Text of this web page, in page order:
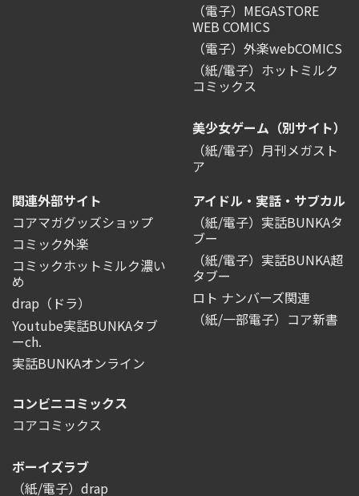
（電子）MEGASTORE
WEB COMICS
（電子）外楽webCOMICS
（紙/電子）ホットミルク
コミックス
美少女ゲーム（別サイト）
（紙/電子）月刊メガスト
ア
関連外部サイト
コアマガグッズショップ
コミック外楽
コミックホットミルク濃い
め
drap（ドラ）
Youtube実話BUNKAタブ
ーch.
実話BUNKAオンライン
アイドル・実話・サブカル
（紙/電子）実話BUNKAタ
ブー
（紙/電子）実話BUNKA超
タブー
ロト ナンバーズ関連
（紙/一部電子）コア新書
コンビニコミックス
コアコミックス
ボーイズラブ
（紙/電子）drap